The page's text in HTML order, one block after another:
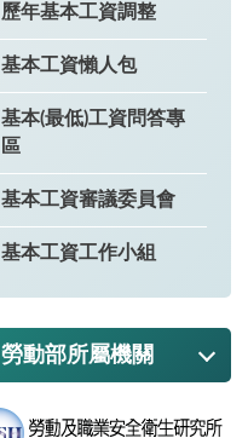
歷年基本工資調整
基本工資懶人包
基本(最低)工資問答專
區
基本工資審議委員會
基本工資工作小組
勞動部所屬機關